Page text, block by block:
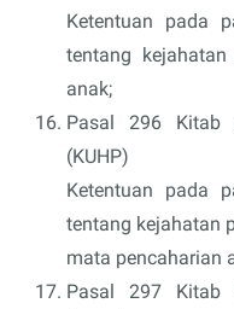
Ketentuan pada
tentang
anak;
Pasal 296 Kitab
(KUHP)
Ketentuan pada
tentang kejahatan
mata pencaharian
Pasal 297 Kitab